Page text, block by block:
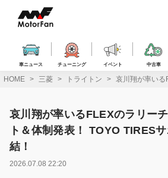
ス
車ニュース チューニング イベント 中古車
HOME 三菱 トライトン 哀川翔が率いる
哀川翔が率いるFLEXのラリー
ト＆体制発表！ TOYO TIRES
結！
2026.07.08 22:20